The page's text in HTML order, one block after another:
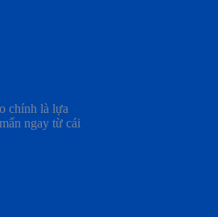
chính là lựa
ngay từ cái